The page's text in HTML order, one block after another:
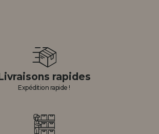
rapides
Expédition rapide !